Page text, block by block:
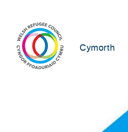
content
Cymorth